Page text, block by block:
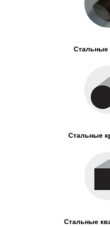
Стальные
Стальные
Стальные